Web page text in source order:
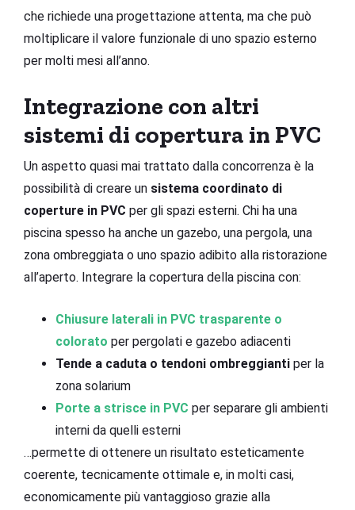
che richiede una progettazione attenta, ma che può
moltiplicare il valore funzionale di uno spazio esterno
per molti mesi all’anno.
Integrazione con altri
sistemi di copertura in PVC
Un aspetto quasi mai trattato dalla concorrenza è la
possibilità di creare un sistema coordinato di
coperture in PVC per gli spazi esterni. Chi ha una
piscina spesso ha anche un gazebo, una pergola, una
zona ombreggiata o uno spazio adibito alla ristorazione
all’aperto. Integrare la copertura della piscina con:
Chiusure laterali in PVC trasparente o
colorato per pergolati e gazebo adiacenti
Tende a caduta o tendoni ombreggianti per la
zona solarium
Porte a strisce in PVC per separare gli ambienti
interni da quelli esterni
…permette di ottenere un risultato esteticamente
coerente, tecnicamente ottimale e, in molti casi,
economicamente più vantaggioso grazie alla